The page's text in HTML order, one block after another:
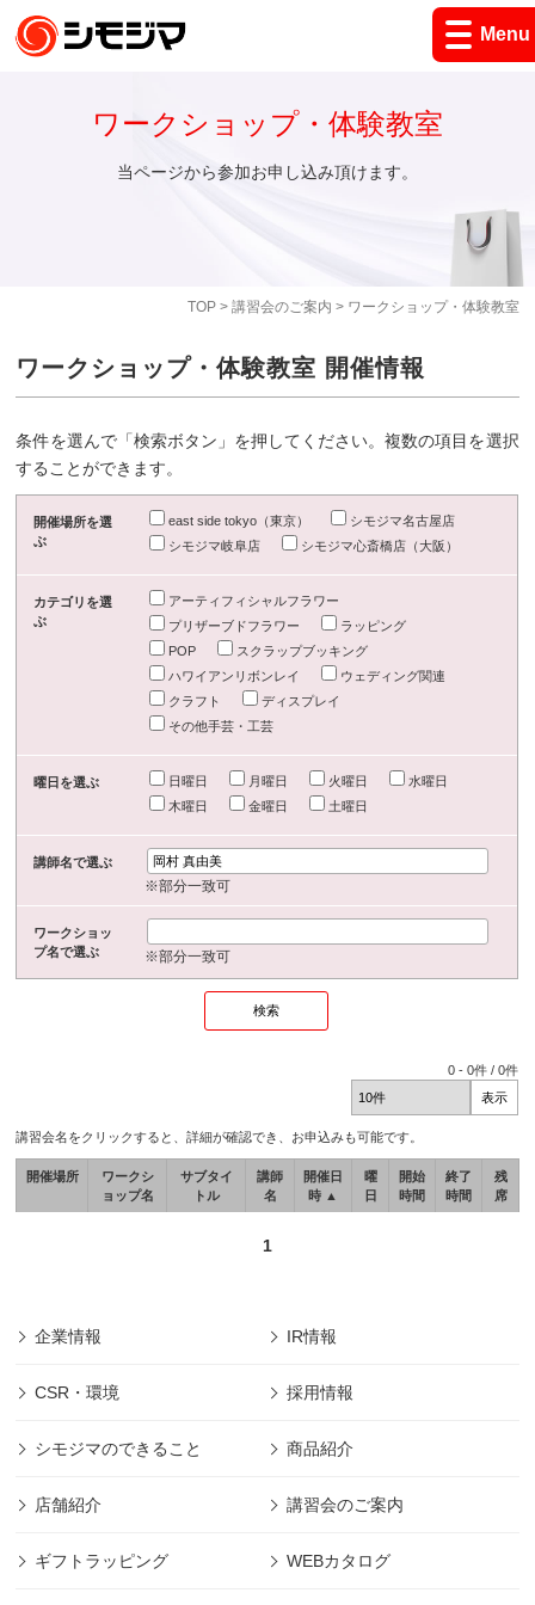
Menu
TOP> 講習会のご案内 > ワークショップ・体験教室
ワークショップ・体験教室
当ページから参加お申し込み頂けます。
ワークショップ・体験教室 開催情報
条件を選んで「検索ボタン」を押してください。複数の項目を選択
することができます。
開催場所を選
ぶ
east side tokyo（東京）
シモジマ名古屋店
シモジマ岐阜店
シモジマ心斎橋店（大阪）
カテゴリを選
ぶ
アーティフィシャルフラワー
プリザーブドフラワー
ラッピング
POP
スクラップブッキング
ハワイアンリボンレイ
ウェディング関連
クラフト
ディスプレイ
その他手芸・工芸
曜日を選ぶ 日曜日 月曜日 火曜日
水曜日
木曜日
金曜日 土曜日
講師名で選ぶ
※部分一致可
ワークショッ
プ名で選ぶ
※部分一致可
0 -0件 /0件
講習会名をクリックすると、詳細が確認でき、お申込みも可能です。
開催場所
ワークシ
ョップ名
サブタイ
トル
講師
名
開催日
時 ▲
曜
日
開始
時間
終了
時間
残
席
1
企業情報 IR情報
CSR・環境 採用情報
シモジマのできること 商品紹介
店舗紹介 講習会のご案内
ギフトラッピング WEBカタログ